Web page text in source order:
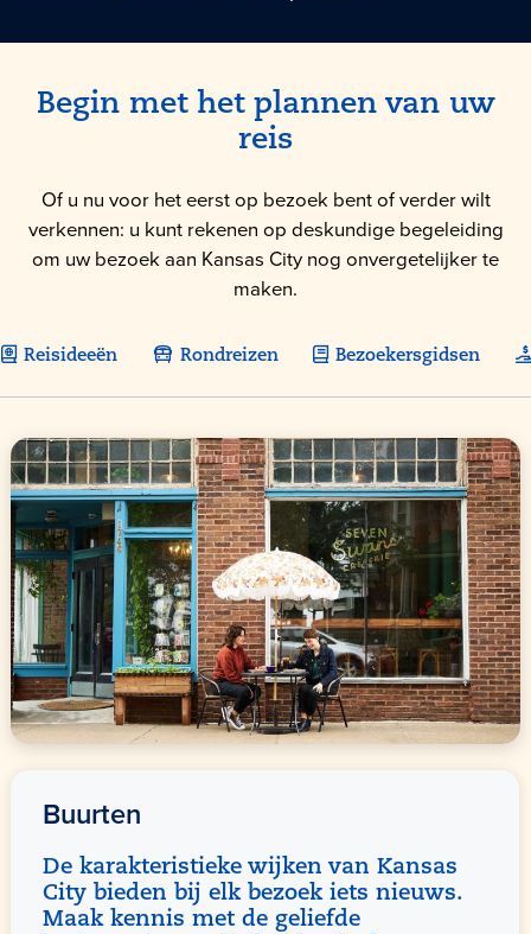
Begin met het plannen van uw
reis
Of u nu voor het eerst op bezoek bent of verder wilt
verkennen: u kunt rekenen op deskundige begeleiding
om uw bezoek aan Kansas City nog onvergetelijker te
maken.
Reisideeën Rondreizen Bezoekersgidsen
Buurten
De karakteristieke wijken van Kansas
City bieden bij elk bezoek iets nieuws.
Maak kennis met de geliefde